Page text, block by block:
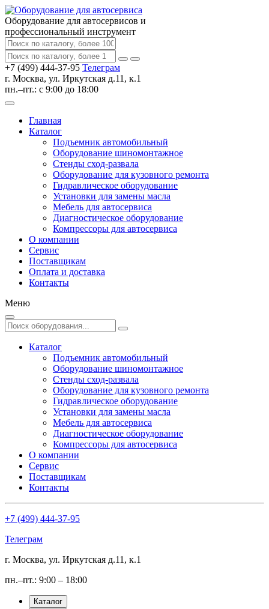
Оборудование для автосервисов и
профессиональный инструмент
+7 (499) 444-37-95 Телеграм
г. Москва, ул. Иркутская д.11, к.1
пн.–пт.: с 9:00 до 18:00
Главная
Каталог
Подъемник автомобильный
Оборудование шиномонтажное
Стенды сход-развала
Оборудование для кузовного ремонта
Гидравлическое оборудование
Установки для замены масла
Мебель для автосервиса
Диагностическое оборудование
Компрессоры для автосервиса
О компании
Сервис
Поставщикам
Оплата и доставка
Контакты
Меню
Каталог
Подъемник автомобильный
Оборудование шиномонтажное
Стенды сход-развала
Оборудование для кузовного ремонта
Гидравлическое оборудование
Установки для замены масла
Мебель для автосервиса
Диагностическое оборудование
Компрессоры для автосервиса
О компании
Сервис
Поставщикам
Контакты
+7 (499) 444-37-95
Телеграм
г. Москва, ул. Иркутская д.11, к.1
пн.–пт.: 9:00 – 18:00
Каталог